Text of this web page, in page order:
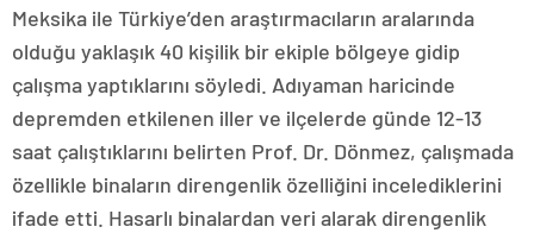
Meksika ile Türkiye’den araştırmacıların aralarında
olduğu yaklaşık 40 kişilik bir ekiple bölgeye gidip
çalışma yaptıklarını söyledi. Adıyaman haricinde
depremden etkilenen iller ve ilçelerde günde 12-13
saat çalıştıklarını belirten Prof. Dr. Dönmez, çalışmada
özellikle binaların direngenlik özelliğini incelediklerini
ifade etti. Hasarlı binalardan veri alarak direngenlik